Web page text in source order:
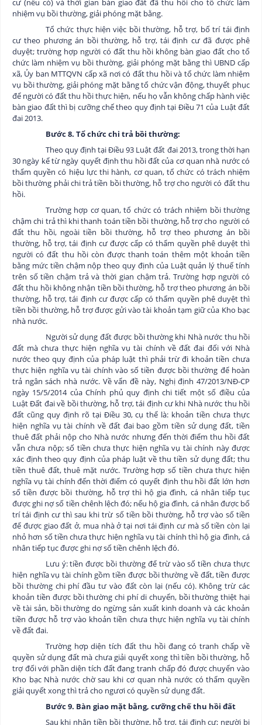
cư (nếu có) và thời gian bàn giao đất đã thu hồi cho tổ chức làm
nhiệm vụ bồi thường, giải phóng mặt bằng.
Tổ chức thực hiện việc bồi thường, hỗ trợ, bố trí tái định
cư theo phương án bồi thường, hỗ trợ, tái định cư đã được phê
duyệt; trường hợp người có đất thu hồi không bàn giao đất cho tổ
chức làm nhiệm vụ bồi thường, giải phóng mặt bằng thì UBND cấp
xã, Ủy ban MTTQVN cấp xã nơi có đất thu hồi và tổ chức làm nhiệm
vụ bồi thường, giải phóng mặt bằng tổ chức vận động, thuyết phục
để người có đất thu hồi thực hiện, nếu họ vẫn không chấp hành việc
bàn giao đất thì bị cưỡng chế theo quy định tại Điều 71 của Luật đất
đai 2013.
Bước 8. Tổ chức chi trả bồi thường:
Theo quy định tại Điều 93 Luật đất đai 2013, trong thời hạn
30 ngày kể từ ngày quyết định thu hồi đất của cơ quan nhà nước có
thẩm quyền có hiệu lực thi hành, cơ quan, tổ chức có trách nhiệm
bồi thường phải chi trả tiền bồi thường, hỗ trợ cho người có đất thu
hồi.
Trường hợp cơ quan, tổ chức có trách nhiệm bồi thường
chậm chi trả thì khi thanh toán tiền bồi thường, hỗ trợ cho người có
đất thu hồi, ngoài tiền bồi thường, hỗ trợ theo phương án bồi
thường, hỗ trợ, tái định cư được cấp có thẩm quyền phê duyệt thì
người có đất thu hồi còn được thanh toán thêm một khoản tiền
bằng mức tiền chậm nộp theo quy định của Luật quản lý thuế tính
trên số tiền chậm trả và thời gian chậm trả. Trường hợp người có
đất thu hồi không nhận tiền bồi thường, hỗ trợ theo phương án bồi
thường, hỗ trợ, tái định cư được cấp có thẩm quyền phê duyệt thì
tiền bồi thường, hỗ trợ được gửi vào tài khoản tạm giữ của Kho bạc
nhà nước.
Người sử dụng đất được bồi thường khi Nhà nước thu hồi
đất mà chưa thực hiện nghĩa vụ tài chính về đất đai đối với Nhà
nước theo quy định của pháp luật thì phải trừ đi khoản tiền chưa
thực hiện nghĩa vụ tài chính vào số tiền được bồi thường để hoàn
trả ngân sách nhà nước. Về vấn đề này, Nghị định 47/2013/NĐ-CP
ngày 15/5/2014 của Chính phủ quy định chi tiết một số điều của
Luật Đất đai về bồi thường, hỗ trợ, tái định cư khi Nhà nước thu hồi
đất cũng quy định rõ tại Điều 30, cụ thể là: khoản tiền chưa thực
hiện nghĩa vụ tài chính về đất đai bao gồm tiền sử dụng đất, tiền
thuê đất phải nộp cho Nhà nước nhưng đến thời điểm thu hồi đất
vẫn chưa nộp; số tiền chưa thực hiện nghĩa vụ tài chính này được
xác định theo quy định của pháp luật về thu tiền sử dụng đất; thu
tiền thuê đất, thuê mặt nước. Trường hợp số tiền chưa thực hiện
nghĩa vụ tài chính đến thời điểm có quyết định thu hồi đất lớn hơn
số tiền được bồi thường, hỗ trợ thì hộ gia đình, cá nhân tiếp tục
được ghi nợ số tiền chênh lệch đó; nếu hộ gia đình, cá nhân được bố
trí tái định cư thì sau khi trừ số tiền bồi thường, hỗ trợ vào số tiền
để được giao đất ở, mua nhà ở tại nơi tái định cư mà số tiền còn lại
nhỏ hơn số tiền chưa thực hiện nghĩa vụ tài chính thì hộ gia đình, cá
nhân tiếp tục được ghi nợ số tiền chênh lệch đó.
Lưu ý: tiền được bồi thường để trừ vào số tiền chưa thực
hiện nghĩa vụ tài chính gồm tiền được bồi thường về đất, tiền được
bồi thường chi phí đầu tư vào đất còn lại (nếu có). Không trừ các
khoản tiền được bồi thường chi phí di chuyển, bồi thường thiệt hại
về tài sản, bồi thường do ngừng sản xuất kinh doanh và các khoản
tiền được hỗ trợ vào khoản tiền chưa thực hiện nghĩa vụ tài chính
về đất đai.
Trường hợp diện tích đất thu hồi đang có tranh chấp về
quyền sử dụng đất mà chưa giải quyết xong thì tiền bồi thường, hỗ
trợ đối với phần diện tích đất đang tranh chấp đó được chuyển vào
Kho bạc Nhà nước chờ sau khi cơ quan nhà nước có thẩm quyền
giải quyết xong thì trả cho ngươi có quyền sử dụng đất.
Bước 9. Bàn giao mặt bằng, cưỡng chế thu hồi đất
Sau khi nhận tiền bồi thường, hỗ trợ, tái định cư; người bị